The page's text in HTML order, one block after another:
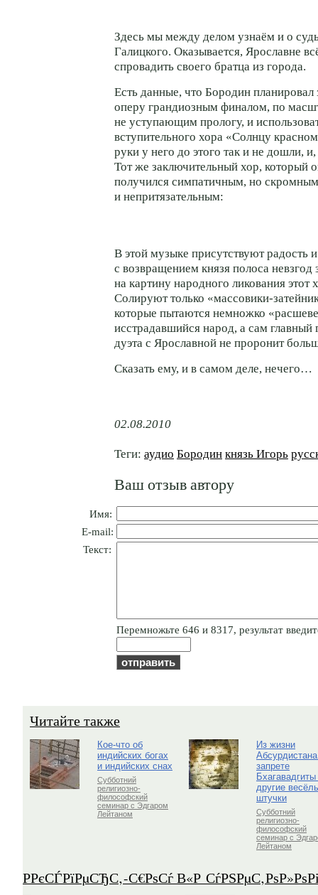
Здесь мы между делом узнаём и о
Галицкого. Оказывается, Ярославне
спровадить своего братца из города.
Есть данные, что Бородин планировал
оперу грандиозным финалом, по
не уступающим прологу, и
вступительного хора «Солнцу
руки у него до этого так и не дошли,
Тот же заключительный хор, который
получился симпатичным, но скромным
и непритязательным:
В этой музыке присутствуют радость
с возвращением князя полоса невзгод
на картину народного ликования этот
Солируют только «массовики-
которые пытаются немножко
исстрадавшийся народ, а сам главный
дуэта с Ярославной не проронит
Сказать ему, и в самом деле, нечего…
02.08.2010
Теги: аудио Бородин князь Игорь
Ваш отзыв автору
Имя:
E-mail:
Текст:
Пepeмнoжьтe 646 и 8317, результат
Читайте также
Кое-что об
индийских богах
и индийских снах
Субботний
религиозно-
философский
семинар с Эдгаром
Лейтаном
Из жизни
запрете
Бхагавадгиты
другие
штучки
Субботний
религиозно-
философский
семинар с
Лейтаном
Р­РєСЃРїРµСЂС‚-С€РѕСѓ В«Р